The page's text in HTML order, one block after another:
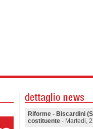
Riforme - Biscardini
costituente - Martedi,